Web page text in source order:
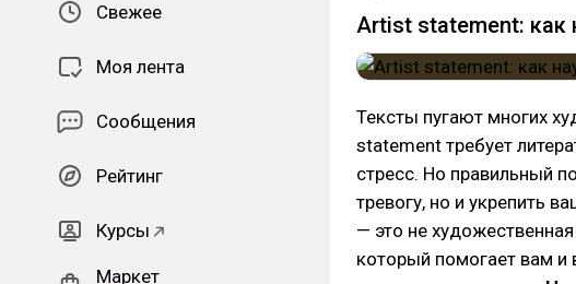
Свежее
Моя лента
Сообщения
Рейтинг
Курсы
Маркет
Artist statement: как
Тексты пугают многих
statement требует
стресс. Но правильный
тревогу, но и укрепить
— это не
который помогает вам и